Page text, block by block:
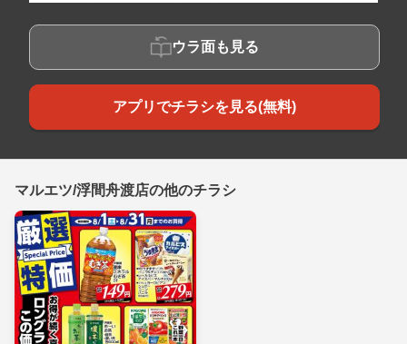
ウラ面も見る
アプリでチラシを見る(無料)
マルエツ/浮間舟渡店の他のチラシ